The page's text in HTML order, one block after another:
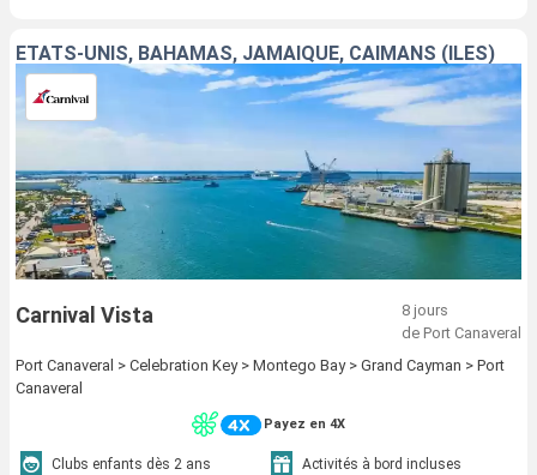
ÉTATS-UNIS, BAHAMAS, JAMAÏQUE, CAÏMANS (ÎLES)
Carnival Vista
8 jours
de Port Canaveral
Port Canaveral > Celebration Key > Montego Bay > Grand Cayman > Port
Canaveral
Payez en 4X
Clubs enfants dès 2 ans
Activités à bord incluses